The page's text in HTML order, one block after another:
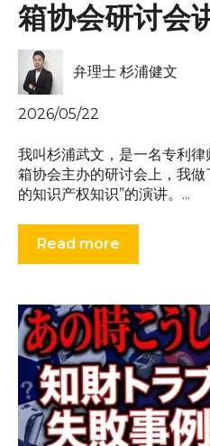
箱协会研讨会
弁理士 杉浦健文
2026/05/22
我叫杉浦武文，是一名专利
箱协会主办的研讨会上，我
的知识产权知识”的演讲。...
Read more